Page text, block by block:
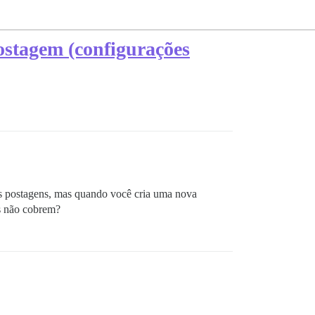
(configurações
mas quando você cria uma nova
cobrem?